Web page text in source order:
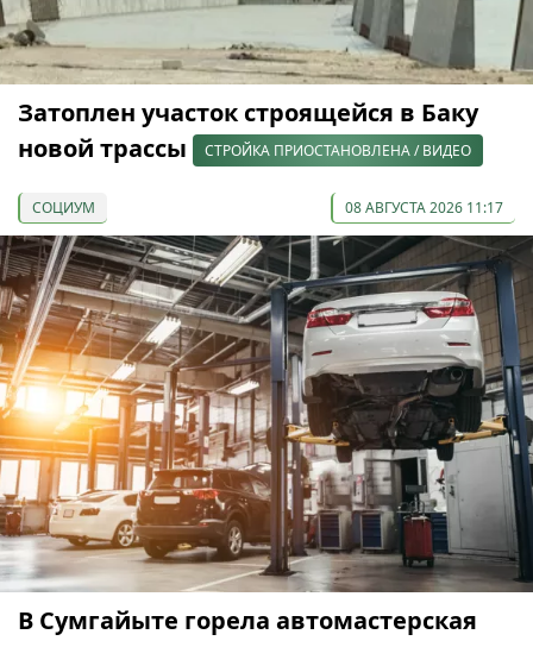
Затоплен участок строящейся в Баку
новой трассы
СТРОЙКА ПРИОСТАНОВЛЕНА / ВИДЕО
СОЦИУМ 08 АВГУСТА 2026 11:17
В Сумгайыте горела автомастерская